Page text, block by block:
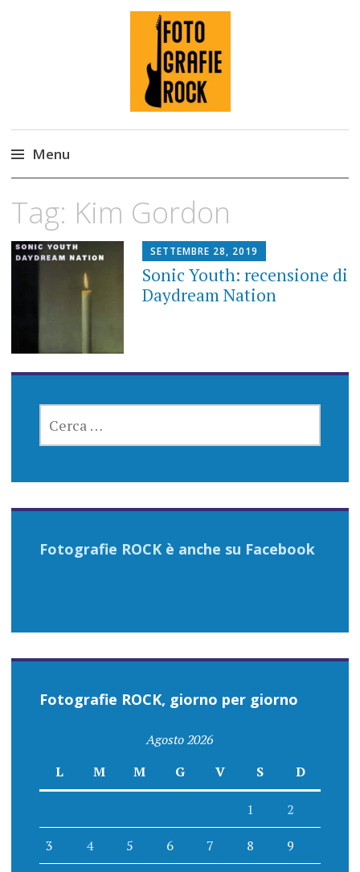
Fotografie ROCK
Menu
content
Tag: Kim Gordon
SETTEMBRE 28, 2019
Sonic Youth: recensione di
Daydream Nation
PER:
Fotografie ROCK è anche su Facebook
Fotografie ROCK, giorno per giorno
Agosto 2026
L
M M G V S D
1 2
3 4 5 6 7 8 9